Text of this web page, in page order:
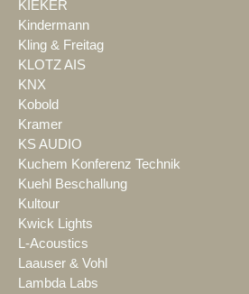
KIEKER
Kindermann
Kling & Freitag
KLOTZ AIS
KNX
Kobold
Kramer
KS AUDIO
Kuchem Konferenz Technik
Kuehl Beschallung
Kultour
Kwick Lights
L-Acoustics
Laauser & Vohl
Lambda Labs